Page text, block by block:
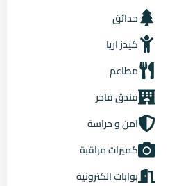
حدائق
كيدز اريا
مطاعم
فندق فاخر
امن و حراسة
كميرات مراقبة
بوابات الكترونية